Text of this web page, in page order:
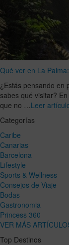
Qué ver en La
¿Estás pensando en
sabes qué visitar?
que no …Leer
Categorías
Caribe
Canarias
Barcelona
Lifestyle
Sports & Wellness
Consejos de Viaje
Bodas
Gastronomia
Princess 360
VER MÁS
Top Destinos